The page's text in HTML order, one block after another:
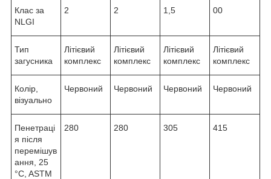
Клас за
NLGI
2 2 1,5 00
Тип
загусника
Літієвий
комплекс
Літієвий
комплекс
Літієвий
комплекс
Літієвий
комплекс
Колір,
візуально
Червоний Червоний Червоний Червоний
Пенетраці
я після
перемішув
ання, 25
°C, ASTM
280 280 305 415